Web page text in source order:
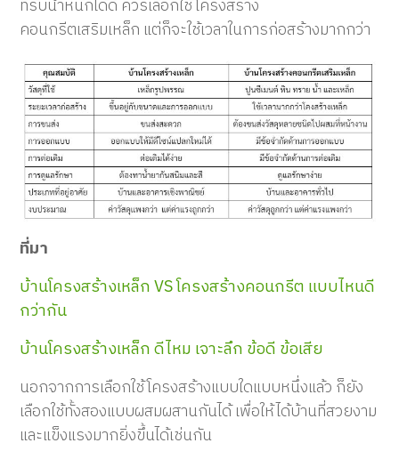
ที่รับน้ำหนักได้ดี ควรเลือกใช้โครงสร้าง
คอนกรีตเสริมเหล็ก แต่ก็จะใช้เวลาในการก่อสร้างมากกว่า
ที่มา
บ้านโครงสร้างเหล็ก VS โครงสร้างคอนกรีต แบบไหนดี
กว่ากัน
บ้านโครงสร้างเหล็ก ดีไหม เจาะลึก ข้อดี ข้อเสีย
นอกจากการเลือกใช้โครงสร้างแบบใดแบบหนึ่งแล้ว ก็ยัง
เลือกใช้ทั้งสองแบบผสมผสานกันได้ เพื่อให้ได้บ้านที่สวยงาม
และแข็งแรงมากยิ่งขึ้นได้เช่นกัน